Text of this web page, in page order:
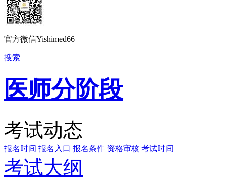
官方微信Yishimed66
搜索|
医师分阶段
考试动态
报名时间 报名入口 报名条件 资格审核 考试时间
考试大纲